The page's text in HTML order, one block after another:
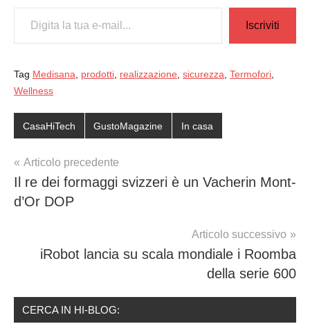
Digita la tua e-mail...
Iscriviti
Tag Medisana, prodotti, realizzazione, sicurezza, Termofori,
Wellness
CasaHiTech GustoMagazine In casa
Navigazione
articoli
Articolo precedente
Il re dei formaggi svizzeri è un Vacherin Mont-
d’Or DOP
Articolo successivo
iRobot lancia su scala mondiale i Roomba
della serie 600
CERCA IN HI-BLOG: